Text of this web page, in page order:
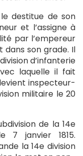
destitue de son
et l’assigne à
par l’empereur
dans son grade. Il
d’infanterie
laquelle il fait
inspecteur-
militaire le 20
de la 14e
7 janvier 1815.
la 14e division